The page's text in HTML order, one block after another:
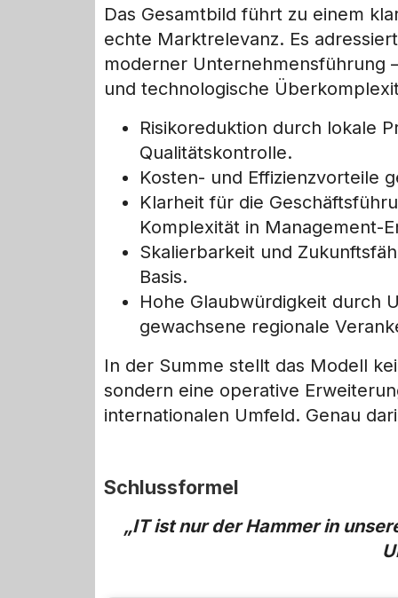
Das Gesamtbild führt zu einem
echte Marktrelevanz. Es
moderner Unternehmensführung
und technologische
Risikoreduktion durch lokale
Qualitätskontrolle.
Kosten- und Effizienzvorteile
Klarheit für die
Komplexität in Management-
Skalierbarkeit und
Basis.
Hohe Glaubwürdigkeit durch
gewachsene regionale
In der Summe stellt das Modell
sondern eine operative
internationalen Umfeld. Genau
Schlussformel
„IT ist nur der Hammer in